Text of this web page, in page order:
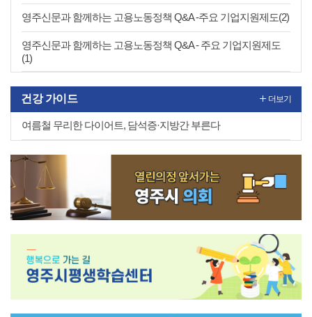
영주신문과 함께하는 고용노동정책 Q&A -주요 기업지원제도(2)
영주신문과 함께하는 고용노동정책 Q&A - 주요 기업지원제도
(1)
건강 가이드
여름철 무리한 다이어트, 담석증·지방간 부른다
더보기